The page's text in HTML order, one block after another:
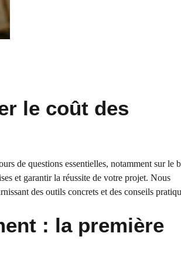
le coût des
de questions essentielles, notamment sur le
et garantir la réussite de votre projet. Nous
des outils concrets et des conseils
: la première